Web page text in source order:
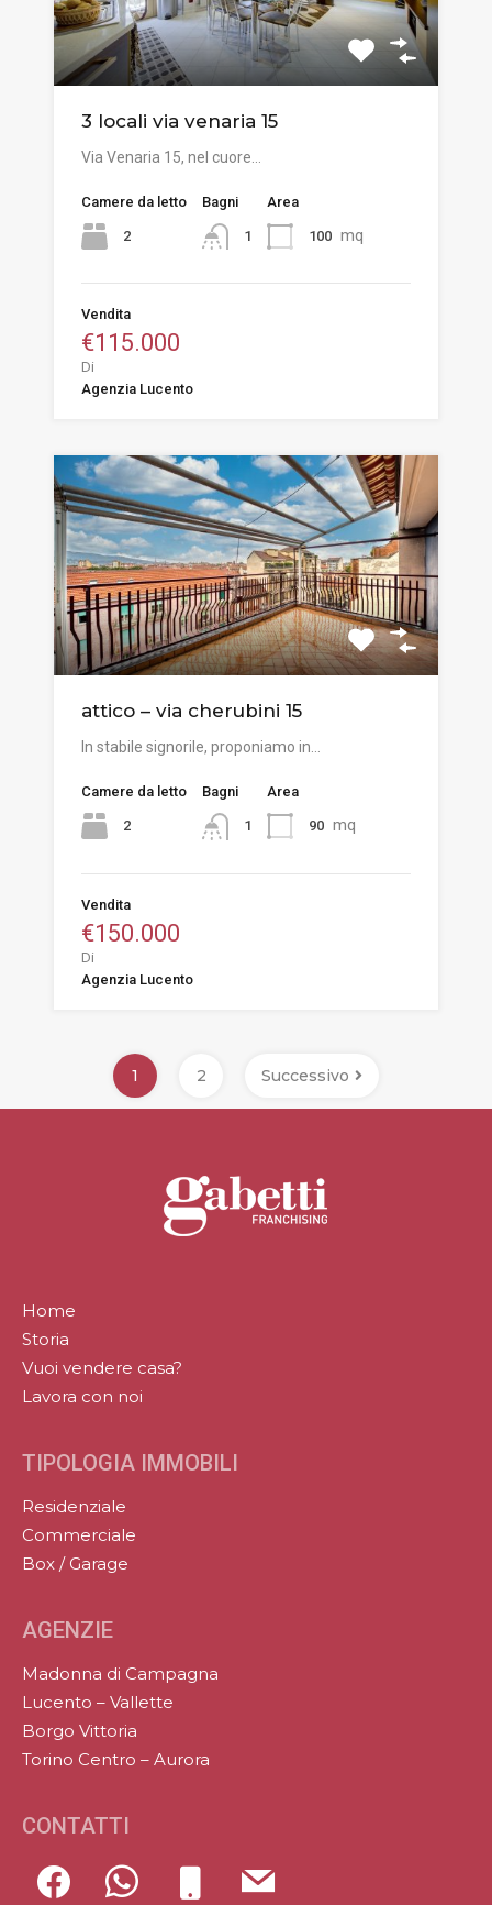
3 locali via venaria 15
Via Venaria 15, nel cuore…
Camere da letto
2
Bagni
1
Area
100 mq
Vendita
€115.000
Di
Agenzia Lucento
attico – via cherubini 15
In stabile signorile, proponiamo in…
Camere da letto
2
Bagni
1
Area
90 mq
Vendita
€150.000
Di
Agenzia Lucento
1 2 Successivo
Home
Storia
Vuoi vendere casa?
Lavora con noi
TIPOLOGIA IMMOBILI
Residenziale
Commerciale
Box / Garage
AGENZIE
Madonna di Campagna
Lucento – Vallette
Borgo Vittoria
Torino Centro – Aurora
CONTATTI